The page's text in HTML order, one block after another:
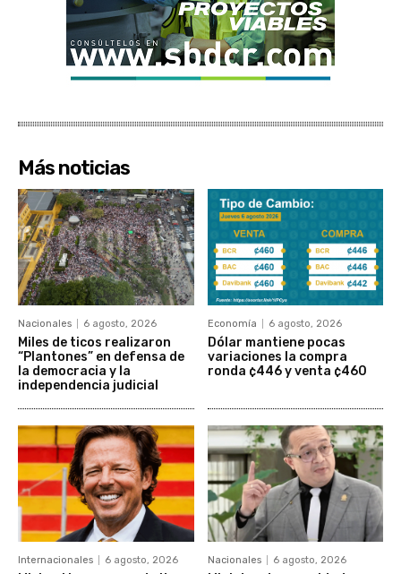
Más noticias
Nacionales 6 agosto, 2026
Miles de ticos realizaron
“Plantones” en defensa de
la democracia y la
independencia judicial
Economía 6 agosto, 2026
Dólar mantiene pocas
variaciones la compra
ronda ¢446 y venta ¢460
Internacionales 6 agosto, 2026 Nacionales 6 agosto, 2026